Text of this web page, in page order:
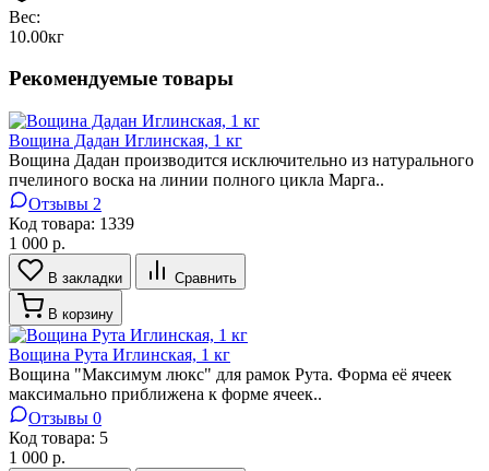
Вес:
10.00кг
Рекомендуемые товары
Вощина Дадан Иглинская, 1 кг
Вощина Дадан производится исключительно из натурального
пчелиного воска на линии полного цикла Марга..
Отзывы 2
Код товара: 1339
1 000 р.
В закладки Сравнить
В корзину
Вощина Рута Иглинская, 1 кг
Вощина "Максимум люкс" для рамок Рута. Форма её ячеек
максимально приближена к форме ячеек..
Отзывы 0
Код товара: 5
1 000 р.